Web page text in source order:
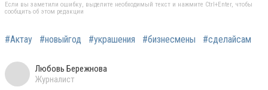
Если вы заметили ошибку, выделите необходимый текст и нажмите Ctrl+Enter, чтобы
сообщить об этом редакции
#Актау #новыйгод #украшения #бизнесмены #сделайсам
Любовь Бережнова
Журналист